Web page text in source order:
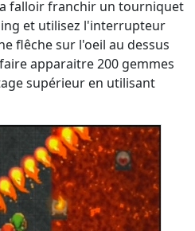
falloir franchir un tourniquet
et utilisez l'interrupteur
flêche sur l'oeil au dessus
apparaitre 200 gemmes
supérieur en utilisant